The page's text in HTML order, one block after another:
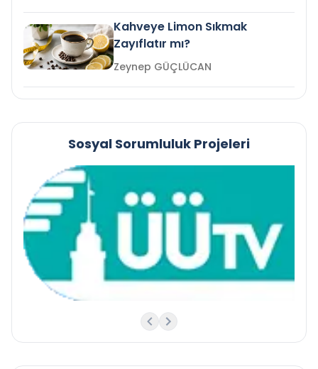
Kahveye Limon Sıkmak
Zayıflatır mı?
Zeynep GÜÇLÜCAN
Sosyal Sorumluluk Projeleri